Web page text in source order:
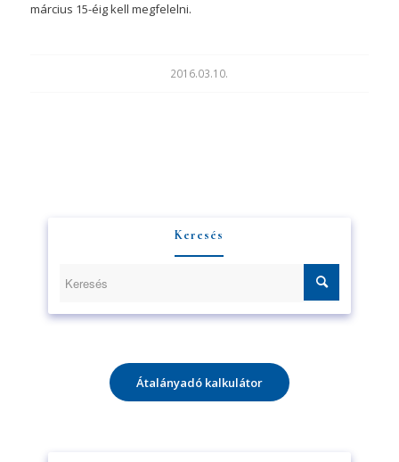
március 15-éig kell megfelelni.
2016.03.10.
Keresés
Átalányadó kalkulátor